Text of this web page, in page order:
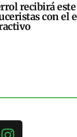
recibirá
con el